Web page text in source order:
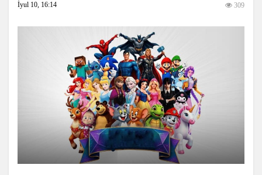
İyul 10, 16:14 309